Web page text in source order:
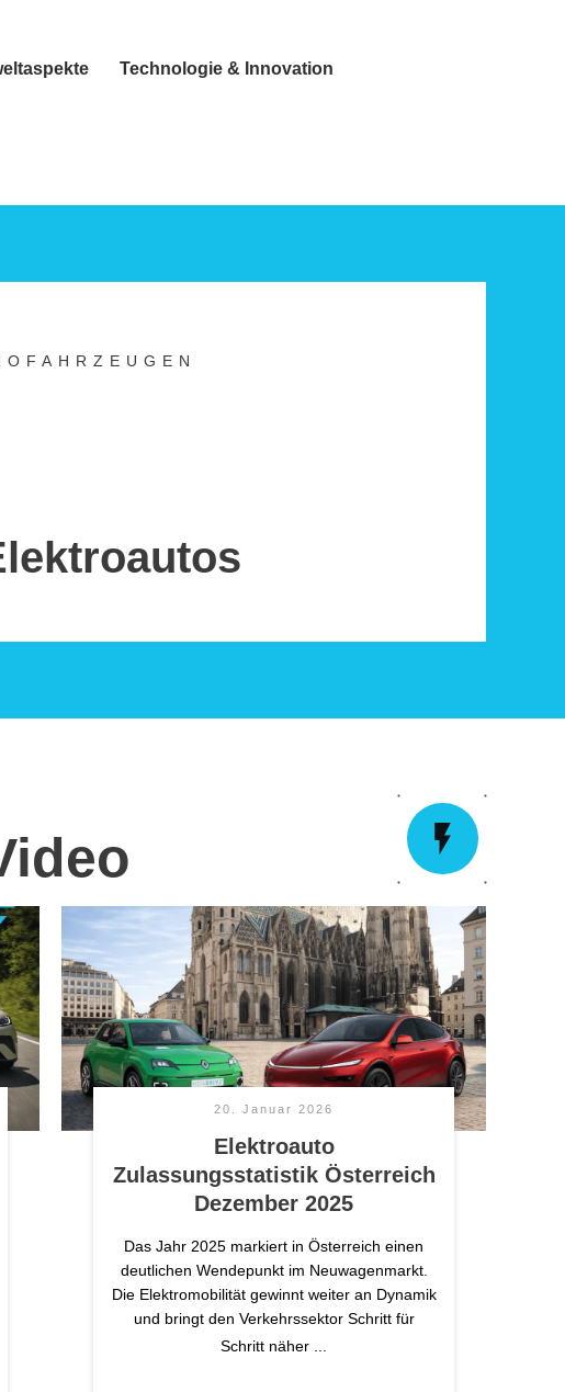
Technologie & Innovation
20. Januar 2026
Elektroauto
Zulassungsstatistik Österreich
Dezember 2025
Das Jahr 2025 markiert in Österreich einen
deutlichen Wendepunkt im Neuwagenmarkt.
Die Elektromobilität gewinnt weiter an Dynamik
und bringt den Verkehrssektor Schritt für
Schritt näher